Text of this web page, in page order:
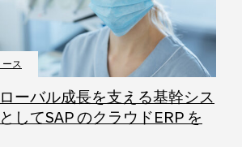
ス
ーバル成長を支える基幹シス
してSAP のクラウドERP を